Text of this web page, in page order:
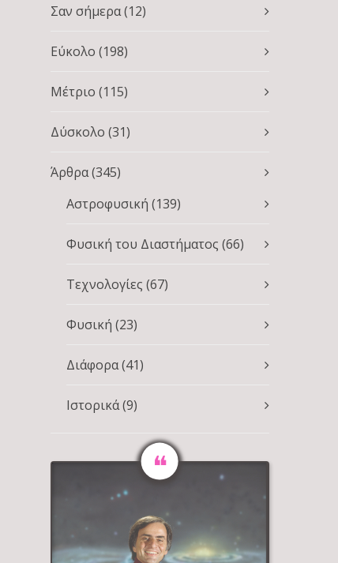
Σαν σήμερα(12)
Εύκολο (198)
Μέτριο (115)
Δύσκολο (31)
Άρθρα(345)
Αστροφυσική (139)
Φυσική του Διαστήματος (66)
Τεχνολογίες (67)
Φυσική (23)
Διάφορα(41)
Ιστορικά(9)